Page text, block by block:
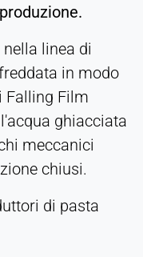
linea di
in modo
Falling Film
ghiacciata
meccanici
chiusi.
di pasta